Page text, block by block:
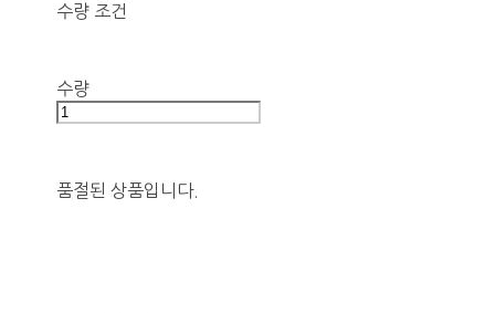
수량 조건
수량
품절된 상품입니다.